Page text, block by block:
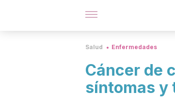
Salud Enfermedades
Cáncer de
síntomas y